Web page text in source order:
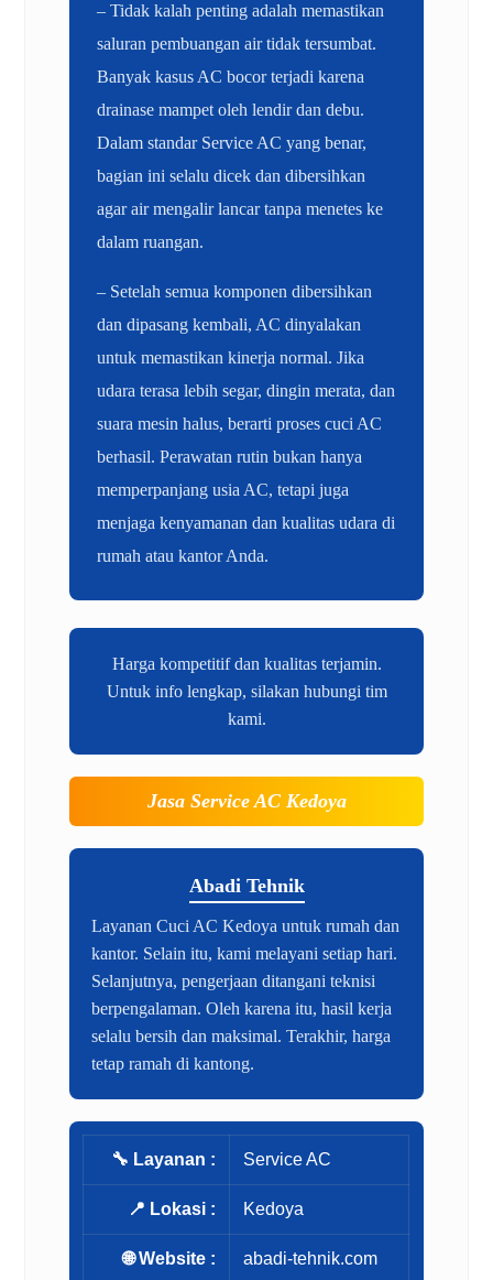
– Tidak kalah penting adalah memastikan
saluran pembuangan air tidak tersumbat.
Banyak kasus AC bocor terjadi karena
drainase mampet oleh lendir dan debu.
Dalam standar Service AC yang benar,
bagian ini selalu dicek dan dibersihkan
agar air mengalir lancar tanpa menetes ke
dalam ruangan.
– Setelah semua komponen dibersihkan
dan dipasang kembali, AC dinyalakan
untuk memastikan kinerja normal. Jika
udara terasa lebih segar, dingin merata, dan
suara mesin halus, berarti proses cuci AC
berhasil. Perawatan rutin bukan hanya
memperpanjang usia AC, tetapi juga
menjaga kenyamanan dan kualitas udara di
rumah atau kantor Anda.
Harga kompetitif dan kualitas terjamin.
Untuk info lengkap, silakan hubungi tim
kami.
Jasa Service AC Kedoya
Abadi Tehnik
Layanan Cuci AC Kedoya untuk rumah dan
kantor. Selain itu, kami melayani setiap hari.
Selanjutnya, pengerjaan ditangani teknisi
berpengalaman. Oleh karena itu, hasil kerja
selalu bersih dan maksimal. Terakhir, harga
tetap ramah di kantong.
🔧 Layanan : Service AC
📍 Lokasi : Kedoya
🌐 Website : abadi-tehnik.com